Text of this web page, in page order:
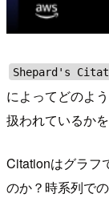
Shepard's
によってどのよ
扱われているか
Citationはグラフ
のか？時系列で